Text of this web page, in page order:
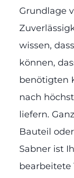
Grundlage
wissen,
können,
benötigten
nach
liefern.
Bauteil
Sabner ist
bearbeitete